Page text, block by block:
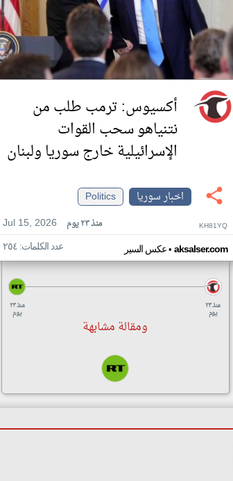
أكسيوس: ترمب طلب من
نتنياهو سحب القوات
الإسرائيلية خارج سوريا ولبنان
اخبار سوريا
Politics
Jul 15, 2026
منذ ٢٣ يوم KH81YQ
عكس السير• aksalser.com عدد الكلمات: ٢٥٤
منذ ٢٣
يوم
منذ ٢٣
يوم
ومقالة مشابهة